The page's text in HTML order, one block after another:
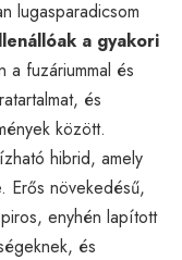
lugasparadicsom
a gyakori
a fuzáriummal és
és
között.
hibrid, amely
Erős növekedésű,
enyhén lapított
és